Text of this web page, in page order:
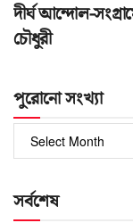
দীর্ঘ আন্দোল-
চৌধুরী
পুরোনো সংখ্যা
সংখ্যা
সর্বশেষ